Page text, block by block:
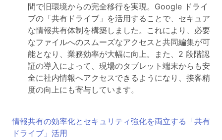
間で旧環境からの完全移行を実現。Google ドライ
ブの「共有ドライブ」を活用することで、セキュア
な情報共有体制を構築しました。これにより、必要
なファイルへのスムーズなアクセスと共同編集が可
能となり、業務効率が大幅に向上。また、2 段階認
証の導入によって、現場のタブレット端末からも安
全に社内情報へアクセスできるようになり、接客精
度の向上にも寄与しています。
情報共有の効率化とセキュリティ強化を両立する「共有
ドライブ」活用